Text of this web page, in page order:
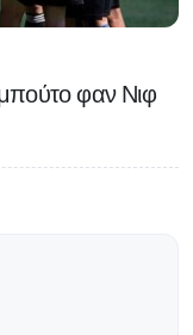
φαν Νιφ